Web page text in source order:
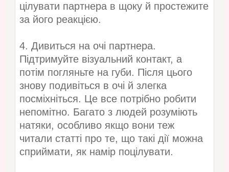
цілувати партнера в щоку й простежите
за його реакцією.
4. Дивиться на очі партнера.
Підтримуйте візуальний контакт, а
потім погляньте на губи. Після цього
знову подивіться в очі й злегка
посміхніться. Це все потрібно робити
непомітно. Багато з людей розуміють
натяки, особливо якщо вони теж
читали статті про те, що такі дії можна
сприймати, як намір поцілувати.